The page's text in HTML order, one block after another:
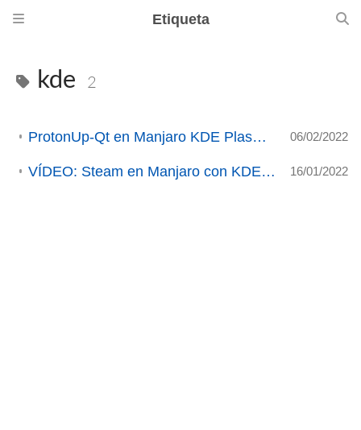
Etiqueta
kde 2
ProtonUp-Qt en Manjaro KDE Plasma para principiantes 06/02/2022
VÍDEO: Steam en Manjaro con KDE Plasma para principiantes 16/01/2022